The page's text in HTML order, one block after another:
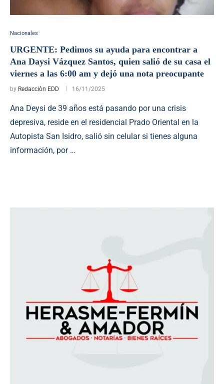
Nacionales
URGENTE: Pedimos su ayuda para encontrar a
Ana Daysi Vázquez Santos, quien salió de su casa el
viernes a las 6:00 am y dejó una nota preocupante
by Redacciòn EDD 16/11/2025
Ana Deysi de 39 años está pasando por una crisis
depresiva, reside en el residencial Prado Oriental en la
Autopista San Isidro, salió sin celular si tienes alguna
información, por …